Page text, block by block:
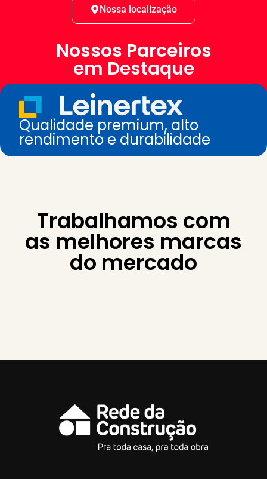
Nossa localização
Nossos Parceiros
em Destaque
Qualidade premium, alto
rendimento e durabilidade
Trabalhamos com
as melhores marcas
do mercado